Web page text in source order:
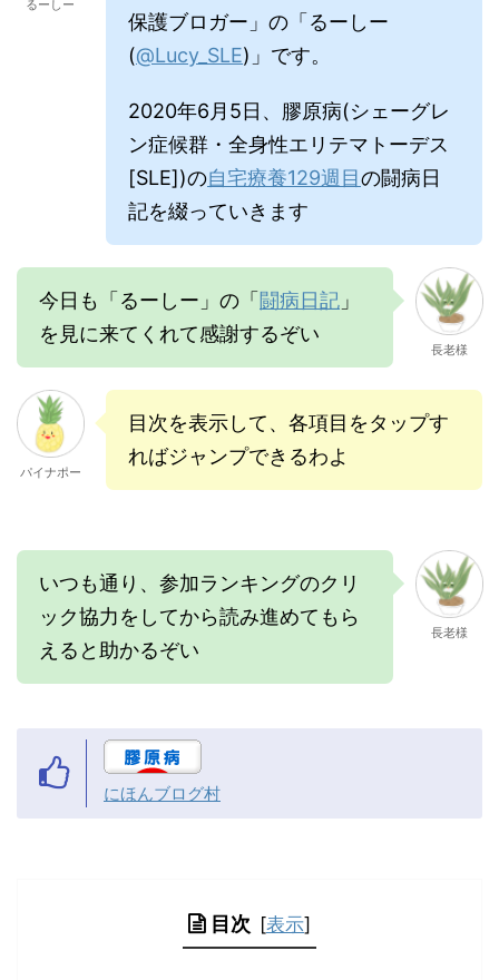
るーしー
保護ブロガー」の「るーしー
(@Lucy_SLE)」です。
2020年6月5日、膠原病(シェーグレ
ン症候群・全身性エリテマトーデス
[SLE])の自宅療養129週目の闘病日
記を綴っていきます
今日も「るーしー」の「闘病日記 」
を見に来てくれて感謝するぞい
長老様
パイナポー
目次を表示して、各項目をタップす
ればジャンプできるわよ
いつも通り、参加ランキングのクリ
ック協力をしてから読み進めてもら
えると助かるぞい
長老様
にほんブログ村
目次 [表示]